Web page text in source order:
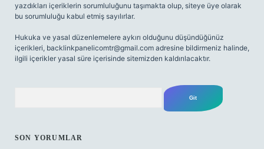
yazdıkları içeriklerin sorumluluğunu taşımakta olup, siteye üye olarak
bu sorumluluğu kabul etmiş sayılırlar.
Hukuka ve yasal düzenlemelere aykırı olduğunu düşündüğünüz
içerikleri, backlinkpanelicomtr@gmail.com adresine bildirmeniz halinde,
ilgili içerikler yasal süre içerisinde sitemizden kaldırılacaktır.
SON YORUMLAR